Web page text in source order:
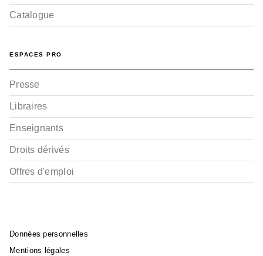
Catalogue
ESPACES PRO
Presse
Libraires
Enseignants
Droits dérivés
Offres d'emploi
Données personnelles
Mentions légales